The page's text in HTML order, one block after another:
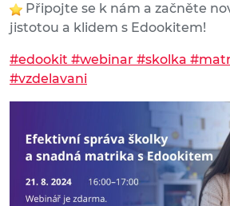
Připojte se k nám a začněte
jistotou a klidem s Edookitem!
#edookit #webinar #skolka
#vzdelavani